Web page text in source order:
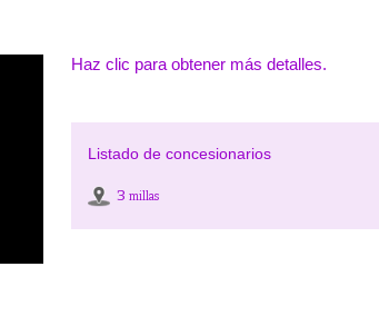
Haz clic para obtener más detalles.
Listado de concesionarios
3millas